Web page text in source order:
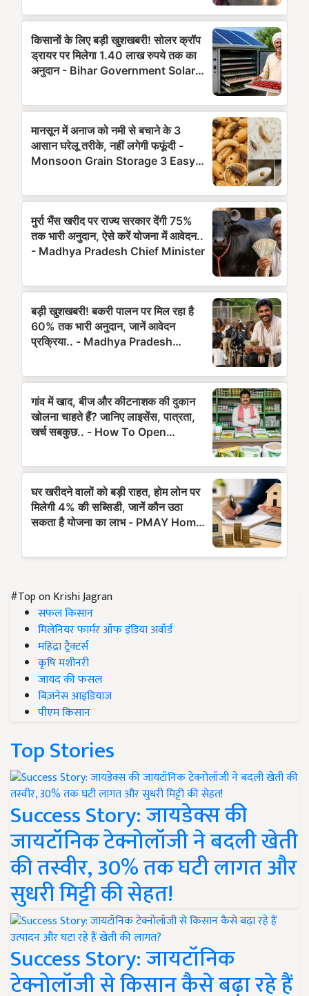
#Top on Krishi Jagran
सफल किसान
मिलेनियर फार्मर ऑफ इंडिया अवॉर्ड
महिंद्रा ट्रैक्टर्स
कृषि मशीनरी
जायद की फसल
बिज़नेस आइडियाज
पीएम किसान
Top Stories
Success Story: जायडेक्स की
जायटॉनिक टेक्नोलॉजी ने बदली खेती
की तस्वीर, 30% तक घटी लागत और
सुधरी मिट्टी की सेहत!
Success Story: जायटॉनिक
टेक्नोलॉजी से किसान कैसे बढ़ा रहे हैं